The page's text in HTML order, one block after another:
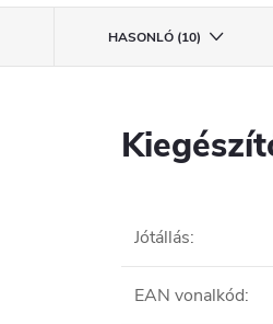
HASONLÓ (10)
Jótállás:
EAN vonalkód: